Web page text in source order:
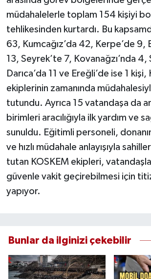
müdahalelerle toplam 154 kişiyi
tehlikesinden kurtardı. Bu
63, Kumcağız’da 42, Kerpe’de 9,
13, Seyrek’te 7, Kovanağzı’nda 4,
Darıca’da 11 ve Ereğli’de ise 1 kişi,
ekiplerinin zamanında
tutundu. Ayrıca 15 vatandaşa da
birimleri aracılığıyla ilk yardım ve
sunuldu. Eğitimli personeli,
ve hızlı müdahale anlayışıyla
tutan KOSKEM ekipleri,
güvenle vakit geçirebilmesi için
yapıyor.
Bunlar da ilginizi çekebilir